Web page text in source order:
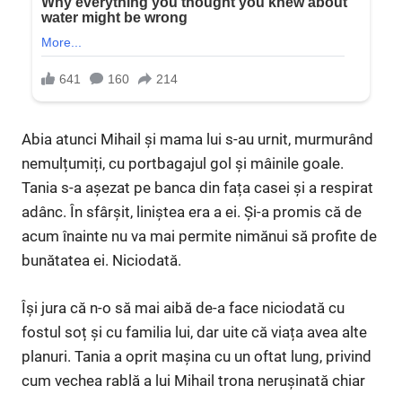
Abia atunci Mihail și mama lui s-au urnit, murmurând
nemulțumiți, cu portbagajul gol și mâinile goale.
Tania s-a așezat pe banca din fața casei și a respirat
adânc. În sfârșit, liniștea era a ei. Și-a promis că de
acum înainte nu va mai permite nimănui să profite de
bunătatea ei. Niciodată.
Își jura că n-o să mai aibă de-a face niciodată cu
fostul soț și cu familia lui, dar uite că viața avea alte
planuri. Tania a oprit mașina cu un oftat lung, privind
cum vechea rablă a lui Mihail trona nerușinată chiar